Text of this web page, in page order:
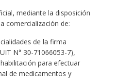
mediante la disposición
comercialización de:
de la firma
N° 30-71066053-7),
para efectuar
de medicamentos y